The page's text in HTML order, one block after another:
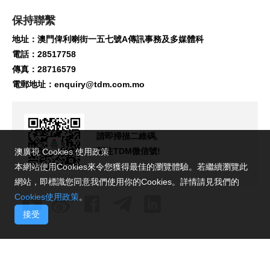
保持聯繫
地址：澳門俾利喇街一五七號A傳訊事務及多媒體科
電話：28517758
傳真：28716579
電郵地址： enquiry@tdm.com.mo
請即掃描二維碼,
關注TDM微信號!
澳廣視 Cookies 使用政策
本網站使用Cookies來令您獲得最佳的瀏覽體驗。若繼續瀏覽此
網站，即標識您同意我們使用你的Cookies。詳情請見我們的
Cookies使用政策。
接受